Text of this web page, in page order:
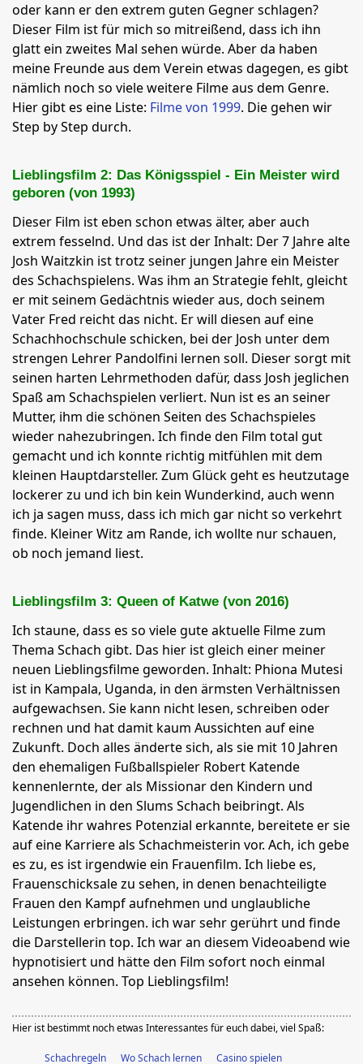
oder kann er den extrem guten Gegner schlagen?
Dieser Film ist für mich so mitreißend, dass ich ihn
glatt ein zweites Mal sehen würde. Aber da haben
meine Freunde aus dem Verein etwas dagegen, es gibt
nämlich noch so viele weitere Filme aus dem Genre.
Hier gibt es eine Liste: Filme von 1999. Die gehen wir
Step by Step durch.
Lieblingsfilm 2: Das Königsspiel - Ein Meister wird
geboren (von 1993)
Dieser Film ist eben schon etwas älter, aber auch
extrem fesselnd. Und das ist der Inhalt: Der 7 Jahre alte
Josh Waitzkin ist trotz seiner jungen Jahre ein Meister
des Schachspielens. Was ihm an Strategie fehlt, gleicht
er mit seinem Gedächtnis wieder aus, doch seinem
Vater Fred reicht das nicht. Er will diesen auf eine
Schachhochschule schicken, bei der Josh unter dem
strengen Lehrer Pandolfini lernen soll. Dieser sorgt mit
seinen harten Lehrmethoden dafür, dass Josh jeglichen
Spaß am Schachspielen verliert. Nun ist es an seiner
Mutter, ihm die schönen Seiten des Schachspieles
wieder nahezubringen. Ich finde den Film total gut
gemacht und ich konnte richtig mitfühlen mit dem
kleinen Hauptdarsteller. Zum Glück geht es heutzutage
lockerer zu und ich bin kein Wunderkind, auch wenn
ich ja sagen muss, dass ich mich gar nicht so verkehrt
finde. Kleiner Witz am Rande, ich wollte nur schauen,
ob noch jemand liest.
Lieblingsfilm 3: Queen of Katwe (von 2016)
Ich staune, dass es so viele gute aktuelle Filme zum
Thema Schach gibt. Das hier ist gleich einer meiner
neuen Lieblingsfilme geworden. Inhalt: Phiona Mutesi
ist in Kampala, Uganda, in den ärmsten Verhältnissen
aufgewachsen. Sie kann nicht lesen, schreiben oder
rechnen und hat damit kaum Aussichten auf eine
Zukunft. Doch alles änderte sich, als sie mit 10 Jahren
den ehemaligen Fußballspieler Robert Katende
kennenlernte, der als Missionar den Kindern und
Jugendlichen in den Slums Schach beibringt. Als
Katende ihr wahres Potenzial erkannte, bereitete er sie
auf eine Karriere als Schachmeisterin vor. Ach, ich gebe
es zu, es ist irgendwie ein Frauenfilm. Ich liebe es,
Frauenschicksale zu sehen, in denen benachteiligte
Frauen den Kampf aufnehmen und unglaubliche
Leistungen erbringen. ich war sehr gerührt und finde
die Darstellerin top. Ich war an diesem Videoabend wie
hypnotisiert und hätte den Film sofort noch einmal
ansehen können. Top Lieblingsfilm!
Hier ist bestimmt noch etwas Interessantes für euch dabei, viel Spaß:
Schachregeln Wo Schach lernen Casino spielen